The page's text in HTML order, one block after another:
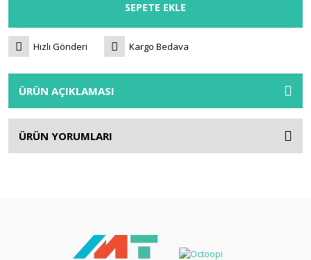
SEPETE EKLE
Hızlı Gönderi Kargo Bedava
ÜRÜN AÇIKLAMASI
ÜRÜN YORUMLARI